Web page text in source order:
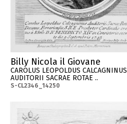
Billy Nicola il Giovane
CAROLUS LEOPOLDUS CALCAGNINUS
AUDITORII SACRAE ROTAE ..
S-CL2346_14250